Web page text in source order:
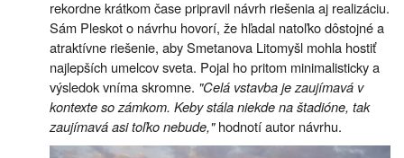
rekordne krátkom čase pripravil návrh riešenia aj realizáciu.
Sám Pleskot o návrhu hovorí, že hľadal natoľko dôstojné a
atraktívne riešenie, aby Smetanova Litomyšl mohla hostiť
najlepších umelcov sveta. Pojal ho pritom minimalisticky a
výsledok vníma skromne. "Celá vstavba je zaujímavá v
kontexte so zámkom. Keby stála niekde na štadióne, tak
zaujímavá asi toľko nebude,"hodnotí autor návrhu.